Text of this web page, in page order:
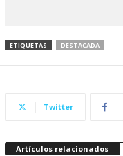
ETIQUETAS DESTACADA
Twitter
Artículos relacionados